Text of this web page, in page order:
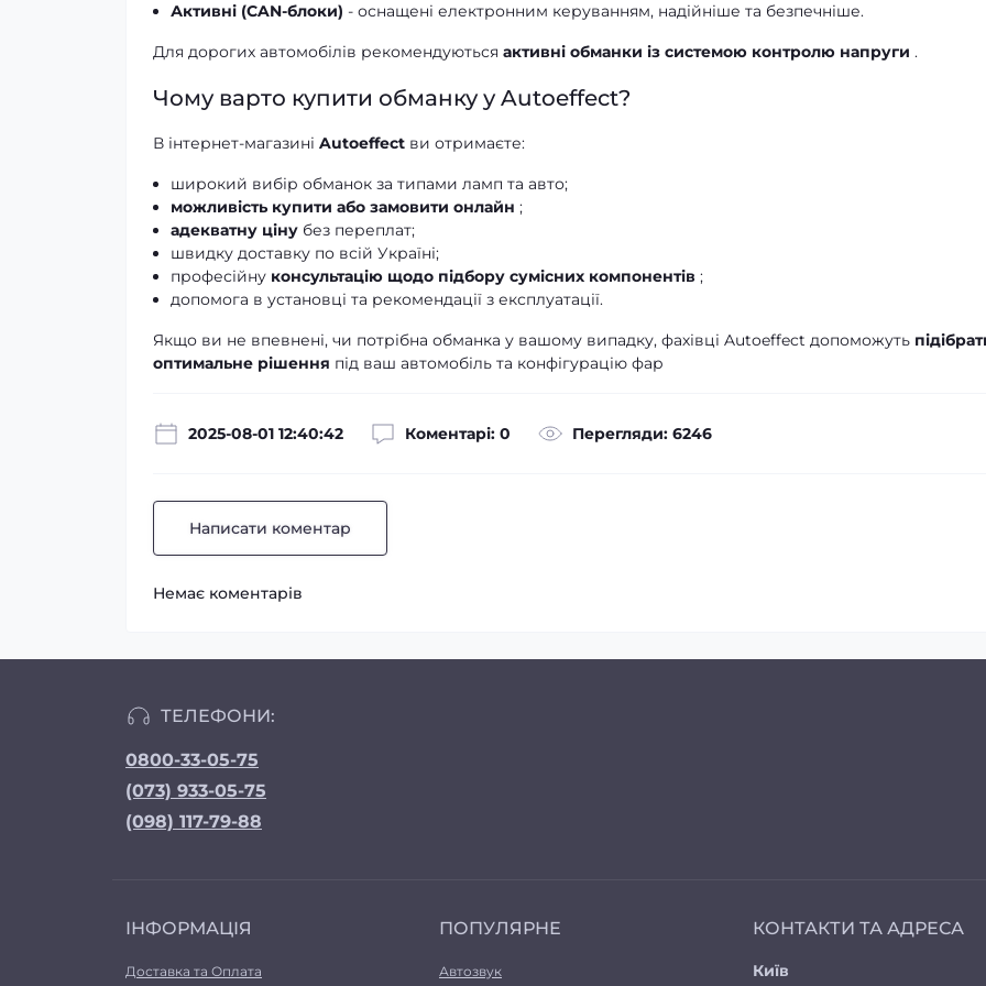
Активні (CAN-блоки) - оснащені електронним керуванням, надійніше та безпечніше.
Для дорогих автомобілів рекомендуються активні обманки із системою контролю напруги .
Чому варто купити обманку у Autoeffect?
В інтернет-магазині Autoeffect ви отримаєте:
широкий вибір обманок за типами ламп та авто;
можливість купити або замовити онлайн ;
адекватну ціну без переплат;
швидку доставку по всій Україні;
професійну консультацію щодо підбору сумісних компонентів ;
допомога в установці та рекомендації з експлуатації.
Якщо ви не впевнені, чи потрібна обманка у вашому випадку, фахівці Autoeffect допоможуть
оптимальне рішення під ваш автомобіль та конфігурацію фар
2025-08-01 12:40:42 Коментарі: 0 Перегляди: 6246
Написати коментар
Немає коментарів
ТЕЛЕФОНИ:
0800-33-05-75
(073) 933-05-75
(098) 117-79-88
ІНФОРМАЦІЯ
Доставка та Оплата
ПОПУЛЯРНЕ
Автозвук
КОНТАКТИ ТА АДРЕСА
Київ